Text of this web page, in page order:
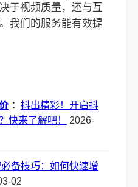
于视频质量，还与互
我们的服务能有效提
： 抖出精彩！开启抖
快来了解吧！
2026-
备技巧：如何快速增
02